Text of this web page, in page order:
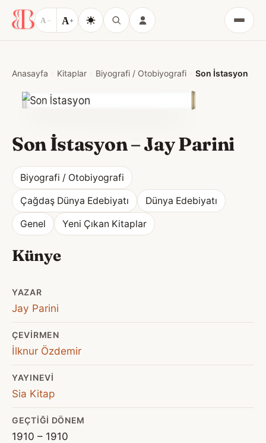
A − A+
Menü
Anasayfa Kitaplar Biyografi / Otobiyografi Son İstasyon
Son İstasyon–Jay Parini
Biyografi / Otobiyografi
Çağdaş Dünya Edebiyatı Dünya Edebiyatı
Genel Yeni Çıkan Kitaplar
Künye
YAZAR
Jay Parini
ÇEVIRMEN
İlknur Özdemir
YAYINEVI
Sia Kitap
GEÇTIĞI DÖNEM
1910 – 1910